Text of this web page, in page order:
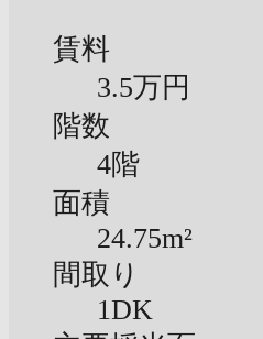
賃料
3.5万円
階数
4階
面積
24.75m²
間取り
1DK